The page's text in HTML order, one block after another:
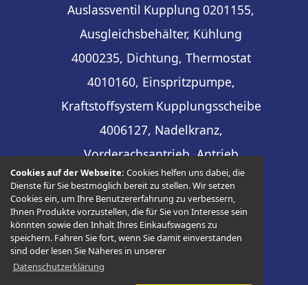
Cookies auf der Webseite:Cookies helfen uns dabei, die
Dienste für Sie bestmöglich bereit zu stellen. Wir setzen
Cookies ein, um Ihre Benutzererfahrung zu verbessern,
Ihnen Produkte vorzustellen, die für Sie von Interesse sein
könnten sowie den Inhalt Ihres Einkaufswagens zu
speichern. Fahren Sie fort, wenn Sie damit einverstanden
sind oder lesen Sie Näheres in unserer
Datenschutzerklärung
Auslassventil Kupplung 0201155,
Ausgleichsbehälter, Kühlung
4000235, Dichtung, Thermostat
4010160, Einspritzpumpe,
Kraftstoffsystem Kupplungsscheibe
4006127, Nadelkranz,
Vorderachsantrieb, Antrieb
© 2026 - Thüringer Ersatzteilhandel